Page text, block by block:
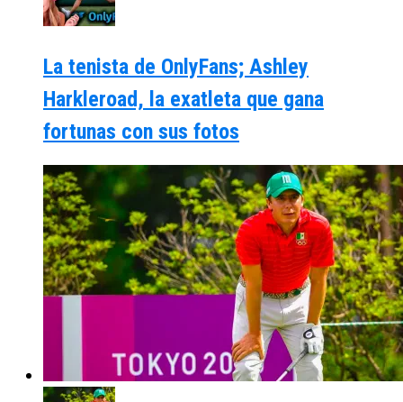
La tenista de OnlyFans; Ashley
Harkleroad, la exatleta que gana
fortunas con sus fotos